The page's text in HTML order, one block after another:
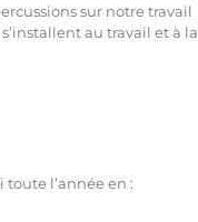
sur notre travail
au travail et à la
l’année en :